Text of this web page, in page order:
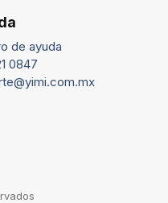
de ayuda
0847